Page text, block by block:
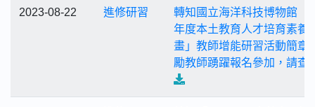
2023-08-22 進修研習
轉知國立海洋科技博物館「
年度本土教育人才培育素養
畫」教師增能研習活動簡章
勵教師踴躍報名參加，請查